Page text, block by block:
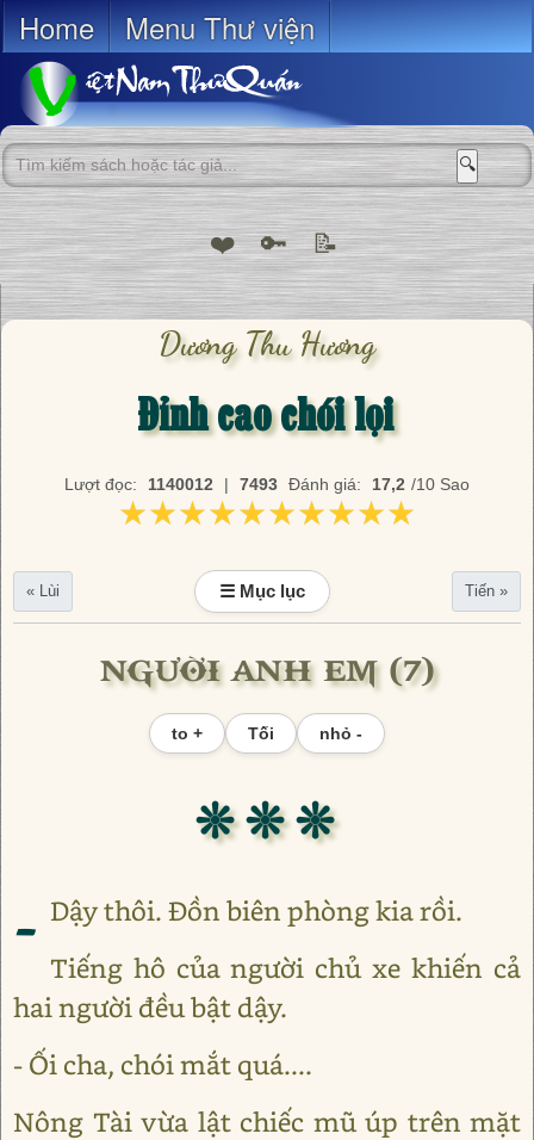
Home Menu Thư viện
🔍
❤️ 🔑 📝
Dương Thu Hương
Đỉnh cao chói lọi
Lượt đọc: 1140012 | 7493 Đánh giá: 17,2 /10 Sao
★★★★★★★★★★
★★★★★★★★★★
« Lùi ☰ Mục lục Tiến »
NGƯỜI ANH EM (7)
to + Tối nhỏ -
❊ ❊ ❊
- Dậy thôi. Đồn biên phòng kia rồi.
Tiếng hô của người chủ xe khiến cả
hai người đều bật dậy.
- Ối cha, chói mắt quá....
Nông Tài vừa lật chiếc mũ úp trên mặt